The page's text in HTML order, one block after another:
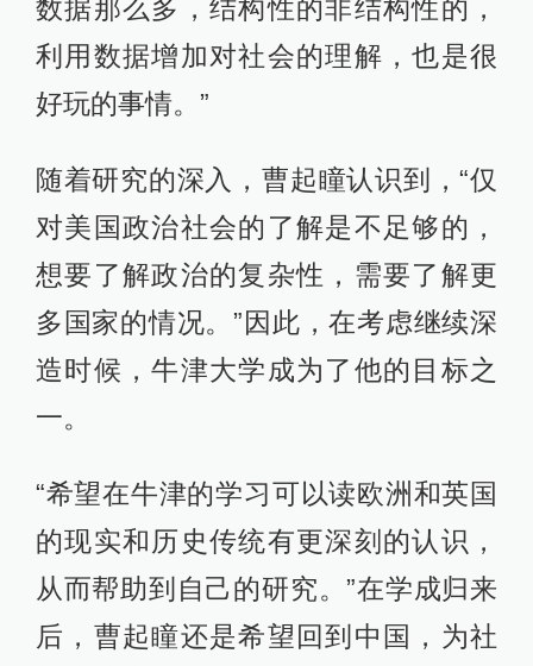
数据那么多，结构性的非结构性的，
利用数据增加对社会的理解，也是很
好玩的事情。”
随着研究的深入，曹起瞳认识到，“仅
对美国政治社会的了解是不足够的，
想要了解政治的复杂性，需要了解更
多国家的情况。”因此，在考虑继续深
造时候，牛津大学成为了他的目标之
一。
“希望在牛津的学习可以读欧洲和英国
的现实和历史传统有更深刻的认识，
从而帮助到自己的研究。”在学成归来
后，曹起瞳还是希望回到中国，为社